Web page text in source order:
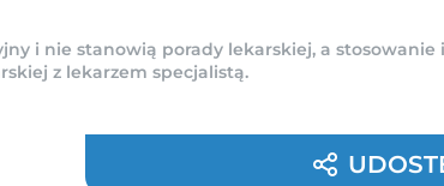
i nie stanowią porady lekarskiej, a
z lekarzem specjalistą.